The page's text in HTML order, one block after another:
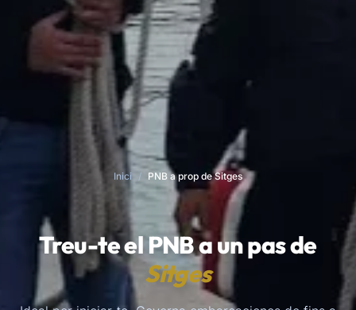
Inici / PNB a prop de Sitges
Treu-te el PNB a un pas de
Sitges